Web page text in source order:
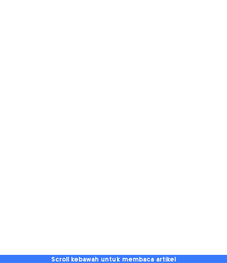
Scroll kebawah untuk membaca artikel